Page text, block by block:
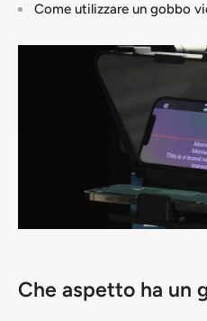
Come utilizzare un gobbo
Che aspetto ha un